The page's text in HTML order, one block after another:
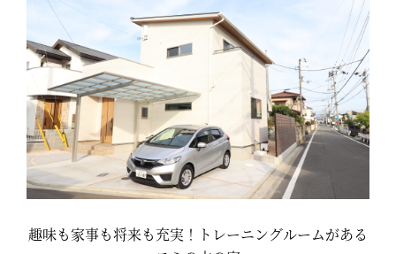
趣味も家事も将来も充実！トレーニングルームがある